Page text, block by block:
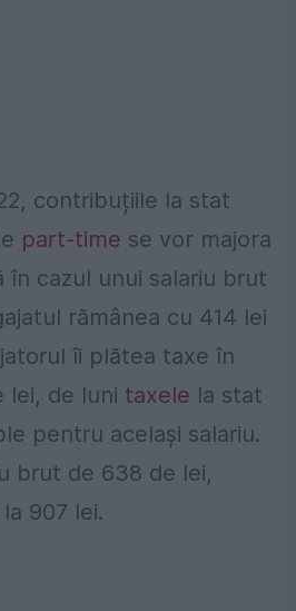
contribuțiile la stat
part-time se vor majora
în cazul unui salariu brut
rămânea cu 414 lei
îi plătea taxe în
lei, de luni taxele la stat
pentru același salariu.
brut de 638 de lei,
907 lei.